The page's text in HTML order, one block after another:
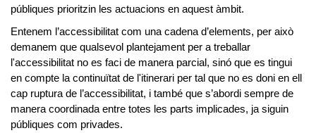
públiques prioritzin les actuacions en aquest àmbit.
Entenem l’accessibilitat com una cadena d’elements, per això
demanem que qualsevol plantejament per a treballar
l'accessibilitat no es faci de manera parcial, sinó que es tingui
en compte la continuïtat de l'itinerari per tal que no es doni en ell
cap ruptura de l’accessibilitat, i també que s’abordi sempre de
manera coordinada entre totes les parts implicades, ja siguin
públiques com privades.